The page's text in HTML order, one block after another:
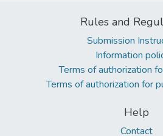
Rules and
Submission
Information
Terms of authorization
Terms of authorization for
Help
Contact